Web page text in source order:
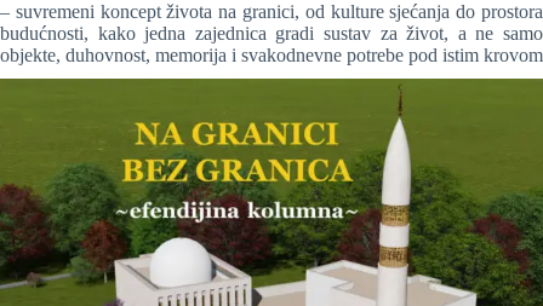
– suvremeni koncept života na granici, od kulture sjećanja do prostora
budućnosti, kako jedna zajednica gradi sustav za život, a ne samo
objekte, duhovnost, memorija i svakodnevne potrebe pod istim krovom